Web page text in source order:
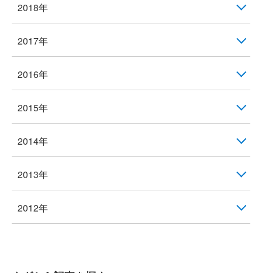
2018年
2017年
2016年
2015年
2014年
2013年
2012年